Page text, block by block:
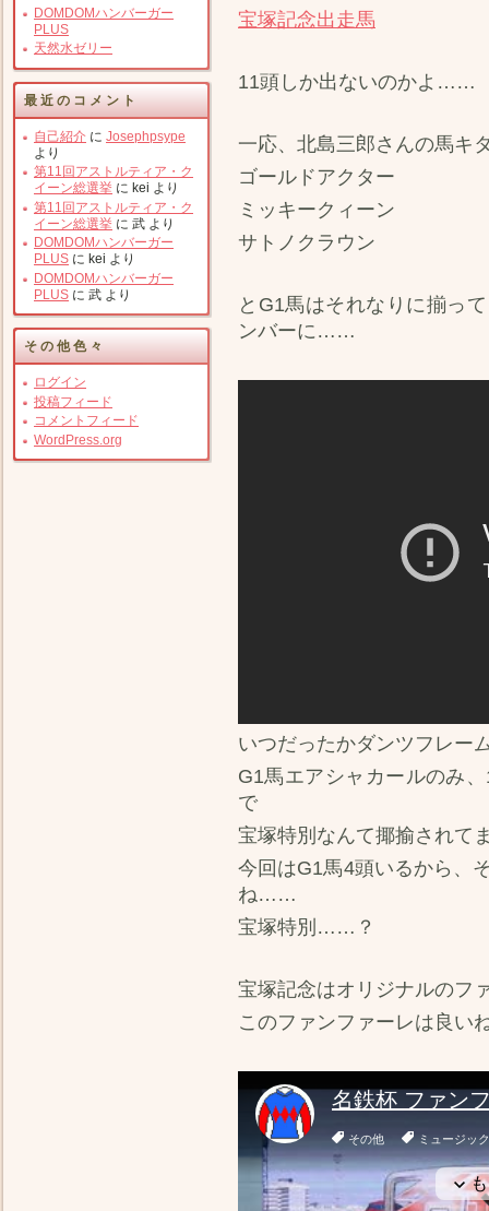
DOMDOMハンバーガー
PLUS
天然水ゼリー
最近のコメント
自己紹介 に Josephpsype
より
第11回アストルティア・ク
イーン総選挙 に kei より
第11回アストルティア・ク
イーン総選挙 に 武 より
DOMDOMハンバーガー
PLUS に kei より
DOMDOMハンバーガー
PLUS に 武 より
その他色々
ログイン
投稿フィード
コメントフィード
WordPress.org
宝塚記念出走馬
11頭しか出ないのかよ……
一応、北島三郎さんの馬キ
ゴールドアクター
ミッキークィーン
サトノクラウン
とG1馬はそれなりに揃っ
ンバーに……
いつだったかダンツフレー
G1馬エアシャカールのみ
で
宝塚特別なんて揶揄され
今回はG1馬4頭いるから、
ね……
宝塚特別……？
宝塚記念はオリジナルのフ
このファンファーレは良い